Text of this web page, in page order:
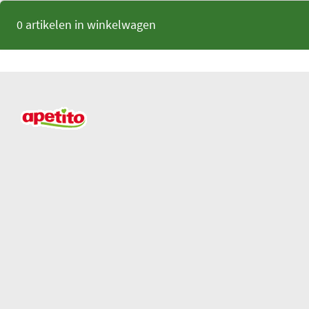
0 artikelen in winkelwagen